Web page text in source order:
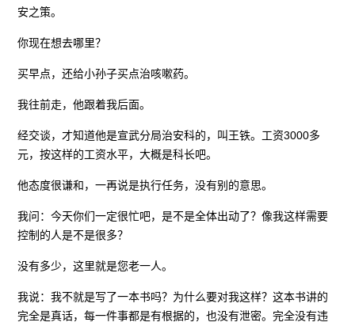
安之策。
你现在想去哪里？
买早点，还给小孙子买点治咳嗽药。
我往前走，他跟着我后面。
经交谈，才知道他是宣武分局治安科的，叫王铁。工资3000多
元，按这样的工资水平，大概是科长吧。
他态度很谦和，一再说是执行任务，没有别的意思。
我问：今天你们一定很忙吧，是不是全体出动了？像我这样需要
控制的人是不是很多？
没有多少，这里就是您老一人。
我说：我不就是写了一本书吗？为什么要对我这样？这本书讲的
完全是真话，每一件事都是有根据的，也没有泄密。完全没有违